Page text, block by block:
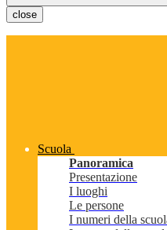
close
Scuola
Panoramica
Presentazione
I luoghi
Le persone
I numeri della